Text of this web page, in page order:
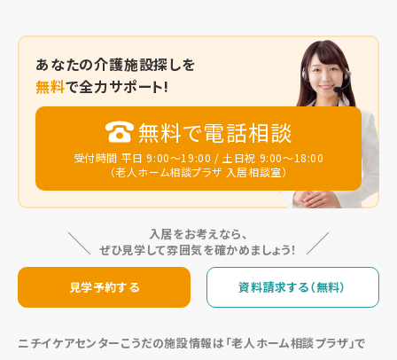
あなたの介護施設探しを
無料で全力サポート!
無料で電話相談
受付時間 平日 9:00～19:00 / 土日祝 9:00～18:00
（老人ホーム相談プラザ 入居相談室）
入居をお考えなら、
ぜひ見学して雰囲気を確かめましょう！
見学予約する 資料請求する（無料）
ニチイケアセンターこうだの施設情報は「老人ホーム相談プラザ」で